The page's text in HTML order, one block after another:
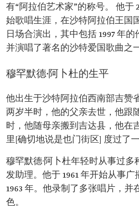
阿卜杜
绰号和头衔：Abu
出生时间：1949 年
职业生涯开始时间：
曾参与的音乐会：
爱国歌曲：《云端之上
"
有“阿拉伯艺术家”的称号。 他于
始歌唱生涯，在沙特阿拉伯王国
日场合演出，其中包括 1997 年
并演唱了著名的沙特爱国歌曲之
穆罕默德·阿卜杜的生平
他出生于沙特阿拉伯西南部吉赞
两岁半时，他的父亲去世，他跟
时，他随母亲搬到吉达县，他在
里[确切地说是也门街区] 度过了
穆罕默德·阿卜杜年轻时从事过
发助理。他于 1961 年开始从事广
1963 年。他录制了多张唱片，并
色。